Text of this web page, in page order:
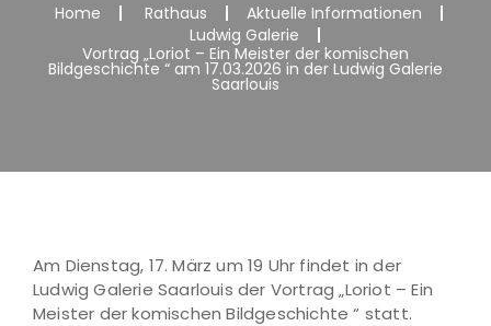
Home Rathaus
Aktuelle Informationen
Ludwig Galerie
Vortrag „Loriot – Ein Meister der komischen
Bildgeschichte “ am 17.03.2026 in der Ludwig Galerie
Saarlouis
Am Dienstag, 17. März um 19 Uhr findet in der
Ludwig Galerie Saarlouis der Vortrag „Loriot – Ein
Meister der komischen Bildgeschichte “ statt.